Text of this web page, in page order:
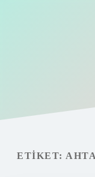
Gizlilik Politikası
ETIKET: